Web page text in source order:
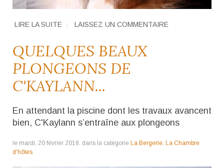
LIRE LA SUITE LAISSEZ UN COMMENTAIRE
QUELQUES BEAUX
PLONGEONS DE
C'KAYLANN...
En attendant la piscine dont les travaux avancent
bien, C'Kaylann s’entraîne aux plongeons
le mardi, 20 février 2018. dans la catégorie La Bergerie, La Chambre
d'hôtes